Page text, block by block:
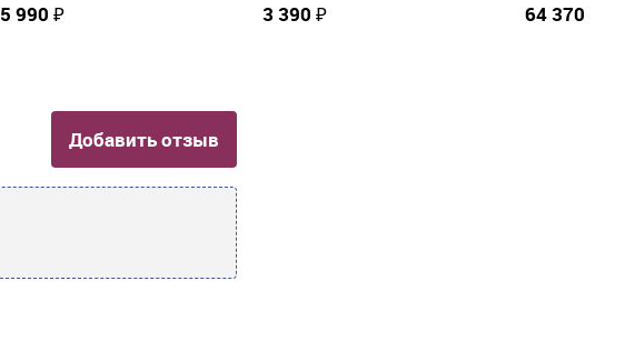
5 990 ₽ 3 390 ₽ 64 370 ₽
Добавить отзыв